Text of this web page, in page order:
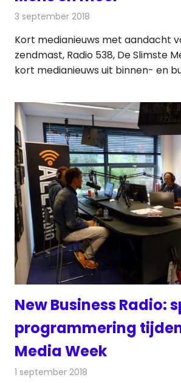
3 september 2018
Kort medianieuws met aandacht
zendmast, Radio 538, De Slimste
kort medianieuws uit binnen- en
New Business Radio:
programmering
Media Week
1 september 2018